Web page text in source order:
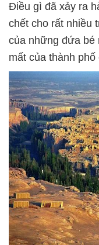
Điều gì đã xảy ra
chết cho rất nhiều
của những đứa bé
mất của thành